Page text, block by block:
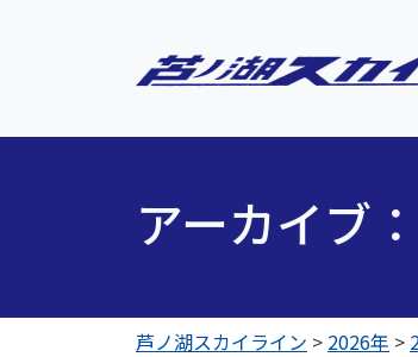
アーカイブ
芦ノ湖スカイライン > 2026年 >